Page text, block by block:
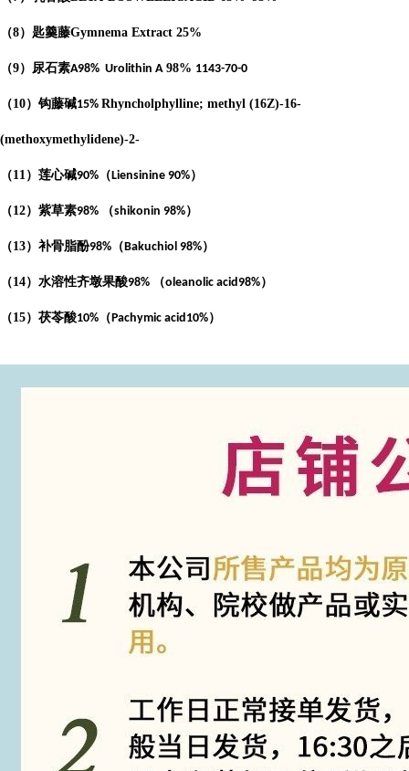
（8）匙羹藤Gymnema Extract 25%
（9）尿石素A98% Urolithin A 98% 1143-70-0
（10）钩藤碱15% Rhyncholphylline; methyl (16Z)-16-
(methoxymethylidene)-2-
（11 ）莲心碱90% （ Liensinine 90%）
（12）紫草素98% （shikonin 98%）
（13）补骨脂酚98% （ Bakuchiol 98%）
（14）水溶性齐墩果酸98% （oleanolic acid98%）
（15）茯苓酸10% （ Pachymic acid10%）